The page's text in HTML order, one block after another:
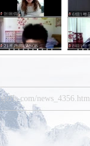
news_4356.html